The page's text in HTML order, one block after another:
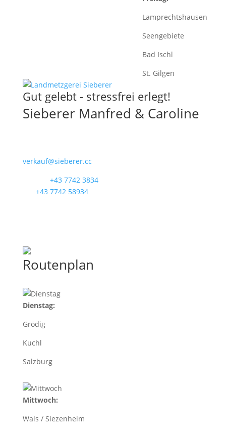
Lamprechtshausen
Seengebiete
Bad Ischl
St. Gilgen
Gut gelebt - stressfrei erlegt!
Sieberer Manfred & Caroline
verkauf@sieberer.cc
+43 7742 3834
+43 7742 58934
Routenplan
Dienstag:
Grödig
Kuchl
Salzburg
Mittwoch:
Wals / Siezenheim